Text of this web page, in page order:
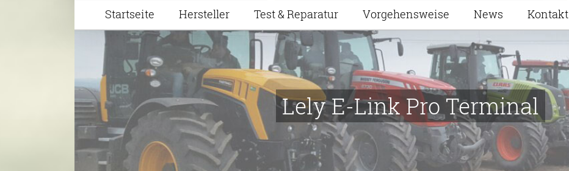
Startseite Hersteller Test & Reparatur Vorgehensweise News Kontakt
Lely E-Link Pro Terminal